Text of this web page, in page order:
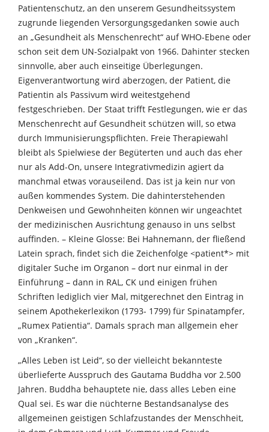
Patientenschutz, an den unserem Gesundheitssystem
zugrunde liegenden Versorgungsgedanken sowie auch
an „Gesundheit als Menschenrecht“ auf WHO-Ebene oder
schon seit dem UN-Sozialpakt von 1966. Dahinter stecken
sinnvolle, aber auch einseitige Überlegungen.
Eigenverantwortung wird aberzogen, der Patient, die
Patientin als Passivum wird weitestgehend
festgeschrieben. Der Staat trifft Festlegungen, wie er das
Menschenrecht auf Gesundheit schützen will, so etwa
durch Immunisierungspflichten. Freie Therapiewahl
bleibt als Spielwiese der Begüterten und auch das eher
nur als Add-On, unsere Integrativmedizin agiert da
manchmal etwas vorauseilend. Das ist ja kein nur von
außen kommendes System. Die dahinterstehenden
Denkweisen und Gewohnheiten können wir ungeachtet
der medizinischen Ausrichtung genauso in uns selbst
auffinden. – Kleine Glosse: Bei Hahnemann, der fließend
Latein sprach, findet sich die Zeichenfolge <patient*> mit
digitaler Suche im Organon – dort nur einmal in der
Einführung – dann in RAL, CK und einigen frühen
Schriften lediglich vier Mal, mitgerechnet den Eintrag in
seinem Apothekerlexikon (1793- 1799) für Spinatampfer,
„Rumex Patientia“. Damals sprach man allgemein eher
von „Kranken“.
„Alles Leben ist Leid“, so der vielleicht bekannteste
überlieferte Ausspruch des Gautama Buddha vor 2.500
Jahren. Buddha behauptete nie, dass alles Leben eine
Qual sei. Es war die nüchterne Bestandsanalyse des
allgemeinen geistigen Schlafzustandes der Menschheit,